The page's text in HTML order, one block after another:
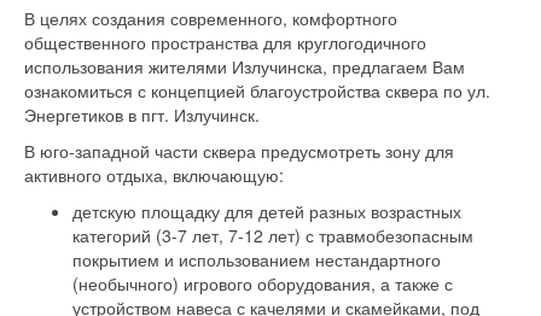
В целях создания современного, комфортного
общественного пространства для круглогодичного
использования жителями Излучинска, предлагаем Вам
ознакомиться с концепцией благоустройства сквера по ул.
Энергетиков в пгт. Излучинск.
В юго-западной части сквера предусмотреть зону для
активного отдыха, включающую:
детскую площадку для детей разных возрастных
категорий (3-7 лет, 7-12 лет) с травмобезопасным
покрытием и использованием нестандартного
(необычного) игрового оборудования, а также с
устройством навеса с качелями и скамейками, под